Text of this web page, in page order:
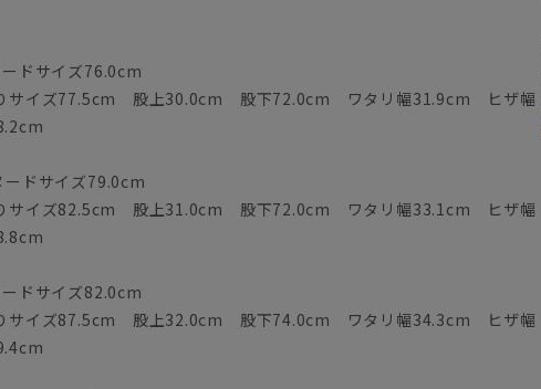
ードサイズ76.0cm
りサイズ77.5cm 股上30.0cm 股下72.0cm ワタリ幅31.9cm ヒザ幅
ードサイズ79.0cm
りサイズ82.5cm 股上31.0cm 股下72.0cm ワタリ幅33.1cm ヒザ幅
ードサイズ82.0cm
りサイズ87.5cm 股上32.0cm 股下74.0cm ワタリ幅34.3cm ヒザ幅